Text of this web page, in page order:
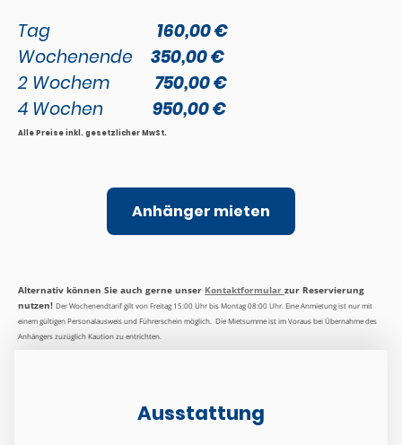
Tag
160,00 €
Wochenende 350,00 €
2 Wochem 750,00 €
4 Wochen 950,00 €
Alle Preise inkl. gesetzlicher MwSt.
Anhänger mieten
Alternativ können Sie auch gerne unser Kontaktformular zur Reservierung
nutzen! Der Wochenendtarif gilt von Freitag 15:00 Uhr bis Montag 08:00 Uhr. Eine Anmietung ist nur mit
einem gültigen Personalausweis und Führerschein möglich. Die Mietsumme ist im Voraus bei Übernahme des
Anhängers zuzüglich Kaution zu entrichten.
Ausstattung